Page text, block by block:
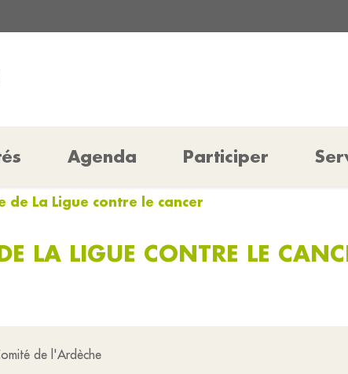
Agenda Participer
de La Ligue contre le cancer
LA LIGUE CONTRE LE
de l'Ardèche